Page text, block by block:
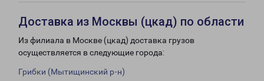
Доставка из Москвы (цкад) по области
Из филиала в Москве (цкад) доставка грузов
осуществляется в следующие города:
Грибки (Мытищинский р-н)